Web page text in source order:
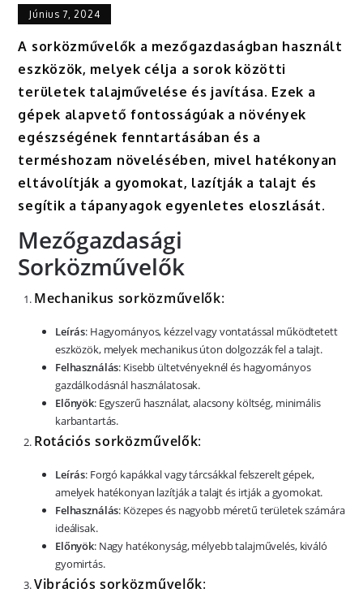
Június 7, 2024
A sorközművelők a mezőgazdaságban használt
eszközök, melyek célja a sorok közötti
területek talajművelése és javítása. Ezek a
gépek alapvető fontosságúak a növények
egészségének fenntartásában és a
terméshozam növelésében, mivel hatékonyan
eltávolítják a gyomokat, lazítják a talajt és
segítik a tápanyagok egyenletes eloszlását.
Mezőgazdasági
Sorközművelők
Mechanikus sorközművelők:
Leírás: Hagyományos, kézzel vagy vontatással működtetett
eszközök, melyek mechanikus úton dolgozzák fel a talajt.
Felhasználás: Kisebb ültetvényeknél és hagyományos
gazdálkodásnál használatosak.
Előnyök: Egyszerű használat, alacsony költség, minimális
karbantartás.
Rotációs sorközművelők:
Leírás: Forgó kapákkal vagy tárcsákkal felszerelt gépek,
amelyek hatékonyan lazítják a talajt és irtják a gyomokat.
Felhasználás: Közepes és nagyobb méretű területek számára
ideálisak.
Előnyök: Nagy hatékonyság, mélyebb talajművelés, kiváló
gyomirtás.
Vibrációs sorközművelők: